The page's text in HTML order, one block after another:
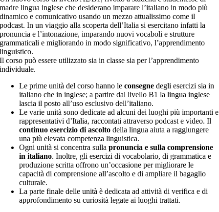
madre lingua inglese che desiderano imparare l’italiano in modo più
dinamico e comunicativo usando un mezzo attualissimo come il
podcast. In un viaggio alla scoperta dell’Italia si esercitano infatti la
pronuncia e l’intonazione, imparando nuovi vocaboli e strutture
grammaticali e migliorando in modo significativo, l’apprendimento
linguistico.
Il corso può essere utilizzato sia in classe sia per l’apprendimento
individuale.
Le prime unità del corso hanno leconsegne degli esercizi sia in
italiano che in inglese; a partire dal livello B1 la lingua inglese
lascia il posto all’uso esclusivo dell’italiano.
Le varie unità sono dedicate ad alcuni dei luoghi più importanti e
rappresentativi d’Italia, raccontati attraverso podcast e video. Il
continuo esercizio di ascolto della lingua aiuta a raggiungere
una più elevata competenza linguistica.
Ogni unità si concentra sullapronuncia e sulla comprensione
in italiano. Inoltre, gli esercizi di vocabolario, di grammatica e
produzione scritta offrono un’occasione per migliorare le
capacità di comprensione all’ascolto e di ampliare il bagaglio
culturale.
La parte finale delle unità è dedicata ad attività di verifica e di
approfondimento su curiosità legate ai luoghi trattati.